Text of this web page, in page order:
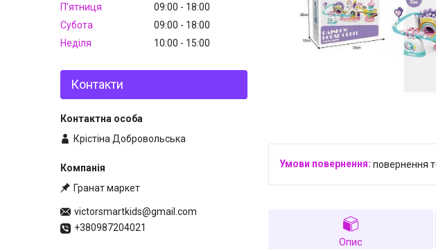
повернення
Опис
Пʼятниця
09:00
18:00
Субота
09:00
18:00
Неділя
10:00 15:00
Контакти
Крістіна Добровольська
Гранат маркет
victorsmartkids@gmail.com
+380987204021